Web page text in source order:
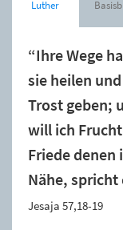
Luther
“Ihre Wege
sie heilen
Trost geben;
will ich
Friede denen
Nähe, spricht
Jesaja 57,18-19